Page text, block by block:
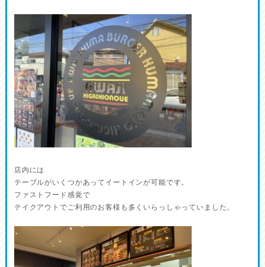
店内には
テーブルがいくつかあってイートインが可能です。
ファストフード感覚で
テイクアウトでご利用のお客様も多くいらっしゃっていました。